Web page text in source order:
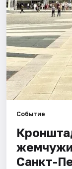
Рейтинги
Событие
Санкт-